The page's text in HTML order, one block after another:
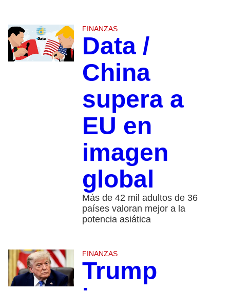
FINANZAS
Data /
China
supera a
EU en
imagen
global
Más de 42 mil adultos de 36
países valoran mejor a la
potencia asiática
FINANZAS
Trump